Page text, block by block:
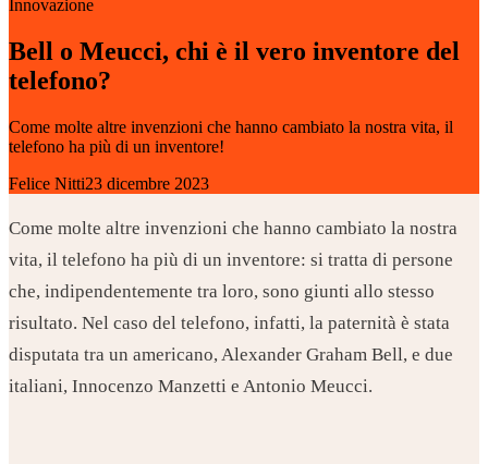
Innovazione
Bell o Meucci, chi è il vero inventore del
telefono?
Come molte altre invenzioni che hanno cambiato la nostra vita, il
telefono ha più di un inventore!
Felice Nitti23 dicembre 2023
Come molte altre invenzioni che hanno cambiato la nostra
vita, il telefono ha più di un inventore: si tratta di persone
che, indipendentemente tra loro, sono giunti allo stesso
risultato. Nel caso del telefono, infatti, la paternità è stata
disputata tra un americano, Alexander Graham Bell, e due
italiani, Innocenzo Manzetti e Antonio Meucci.